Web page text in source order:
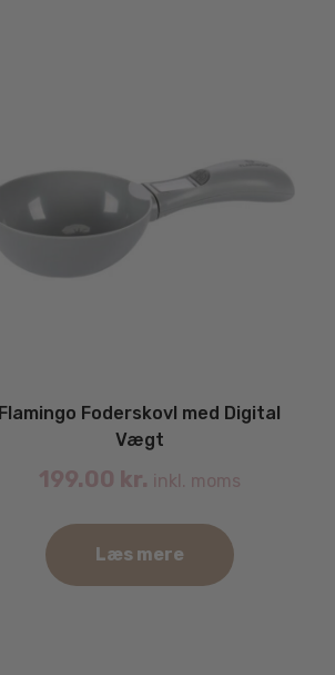
Flamingo Foderskovl med Digital
Vægt
199.00 kr. inkl. moms
Læs mere